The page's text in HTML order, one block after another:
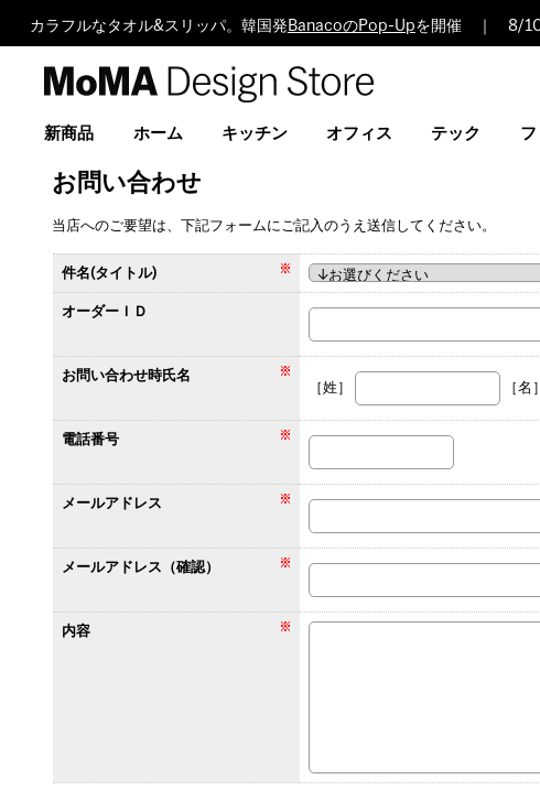
カラフルなタオル&スリッパ。韓国発 BanacoのPop-Upを開催 ｜ 8/
Design
新商品 ホーム キッチン オフィス テック
お問い合わせ
当店へのご要望は、下記フォームにご記入のうえ送信してください。
件名(タイトル)
オーダーＩＤ
お問い合わせ時氏名
［姓］
［名
電話番号
メールアドレス
メールアドレス（確認）
内容